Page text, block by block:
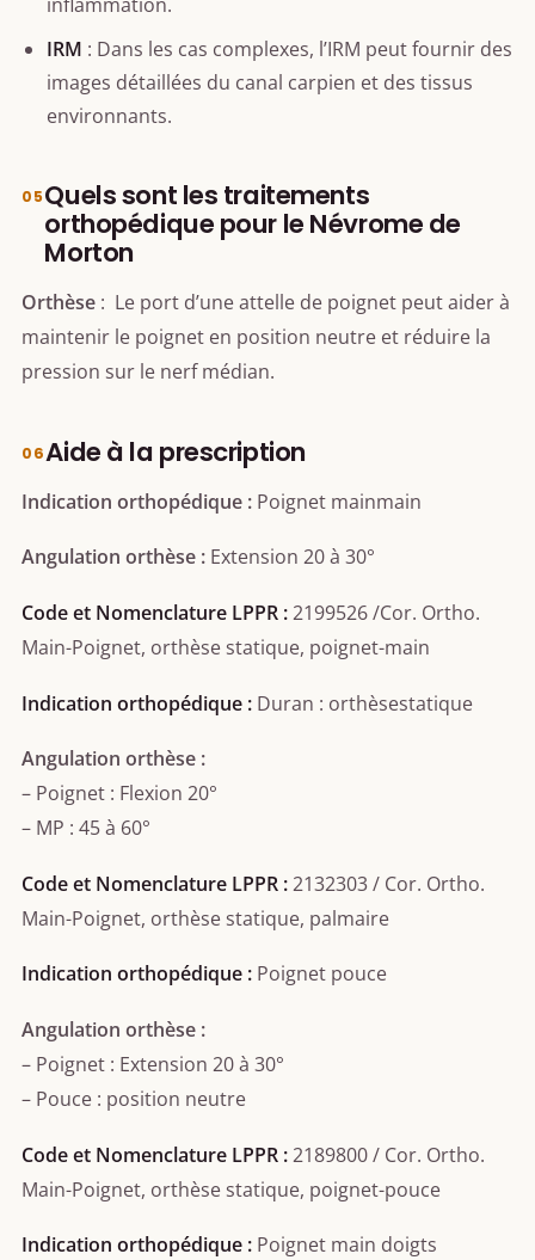
IRM : Dans les cas complexes, l’IRM peut fournir des
images détaillées du canal carpien et des tissus
environnants.
Quels sont les traitements
orthopédique pour le Névrome de
Morton
Orthèse : Le port d’une attelle de poignet peut aider à
maintenir le poignet en position neutre et réduire la
pression sur le nerf médian.
Aide à la prescription
Indication orthopédique : Poignet mainmain
Angulation orthèse : Extension 20 à 30°
Code et Nomenclature LPPR :2199526 /Cor. Ortho.
Main-Poignet, orthèse statique, poignet-main
Indication orthopédique : Duran : orthèsestatique
Angulation orthèse :
– Poignet : Flexion 20°
– MP : 45 à 60°
Code et Nomenclature LPPR :2132303 / Cor. Ortho.
Main-Poignet, orthèse statique, palmaire
Indication orthopédique : Poignet pouce
Angulation orthèse :
– Poignet : Extension 20 à 30°
– Pouce : position neutre
Code et Nomenclature LPPR :2189800 / Cor. Ortho.
Main-Poignet, orthèse statique, poignet-pouce
Indication orthopédique : Poignet main doigts